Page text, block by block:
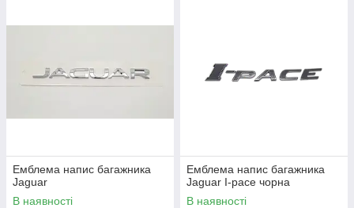
Емблема напис багажника
Jaguar
В наявності
Емблема напис багажника
Jaguar I-pace чорна
В наявності